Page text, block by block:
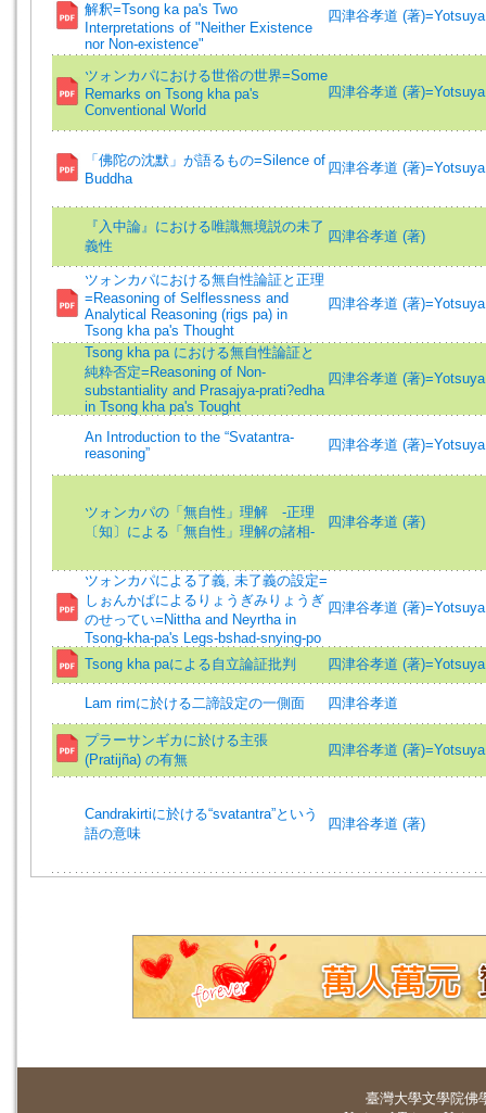
解釈=Tsong ka pa's Two
Interpretations of "Neither Existence
nor Non-existence"
四津谷孝道 (著
ツォンカパにおける世俗の世界=Some
Remarks on Tsong kha pa's
Conventional World
四津谷孝道 (著
「佛陀の沈默」が語るもの=Silence of
Buddha
四津谷孝道 (著
『入中論』における唯識無境説の未了
義性
四津谷孝道 (著)
ツォンカパにおける無自性論証と正理
=Reasoning of Selflessness and
Analytical Reasoning (rigs pa) in
Tsong kha pa's Thought
四津谷孝道 (著
Tsong kha pa における無自性論証と
純粋否定=Reasoning of Non-
substantiality and Prasajya-prati?edha
in Tsong kha pa's Tought
四津谷孝道 (著
An Introduction to the “Svatantra-
reasoning”
四津谷孝道 (著
ツォンカパの「無自性」理解 ‐正理
〔知〕による「無自性」理解の諸相‐
四津谷孝道 (著)
ツォンカパによる了義, 未了義の設定=
しぉんかぱによるりょうぎみりょうぎ
のせってい=Nittha and Neyrtha in
Tsong-kha-pa's Legs-bshad-snying-po
四津谷孝道 (著
Tsong kha paによる自立論証批判 四津谷孝道 (著
Lam rimに於ける二諦設定の一側面 四津谷孝道
プラーサンギカに於ける主張
(Pratijña) の有無
四津谷孝道 (著
Candrakirtiに於ける“svatantra”という
語の意味
四津谷孝道 (著)
臺灣大學文學院佛